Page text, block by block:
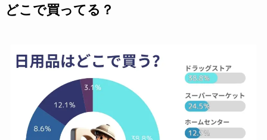
どこで買ってる？